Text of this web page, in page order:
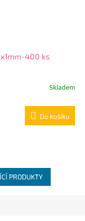
400 ks
Skladem
Do košíku
PRODUKTY